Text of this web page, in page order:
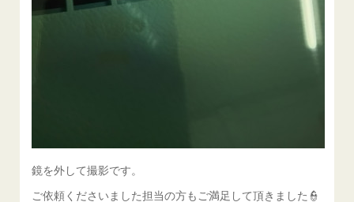
鏡を外して撮影です。
ご依頼くださいました担当の方もご満足して頂きました👮